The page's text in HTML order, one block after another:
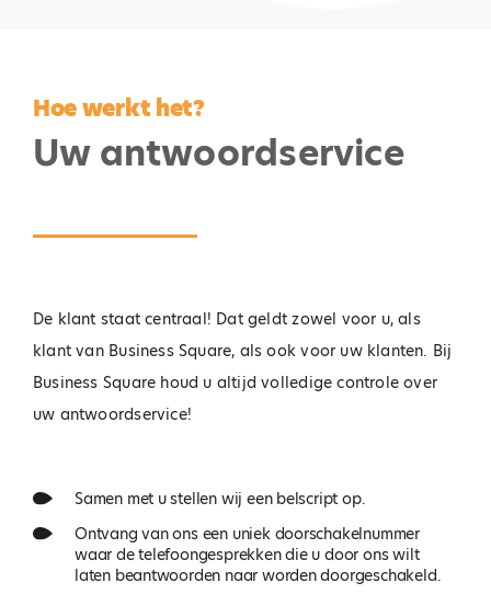
Hoe werkt het?
Uw antwoordservice
De klant staat centraal! Dat geldt zowel voor u, als
klant van Business Square, als ook voor uw klanten. Bij
Business Square houd u altijd volledige controle over
uw antwoordservice!
Samen met u stellen wij een belscript op.
Ontvang van ons een uniek doorschakelnummer
waar de telefoongesprekken die u door ons wilt
laten beantwoorden naar worden doorgeschakeld.